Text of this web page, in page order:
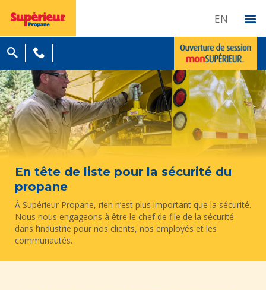
EN
En tête de liste pour la sécurité du
propane
À Supérieur Propane, rien n’est plus important que la sécurité.
Nous nous engageons à être le chef de file de la sécurité
dans l’industrie pour nos clients, nos employés et les
communautés.